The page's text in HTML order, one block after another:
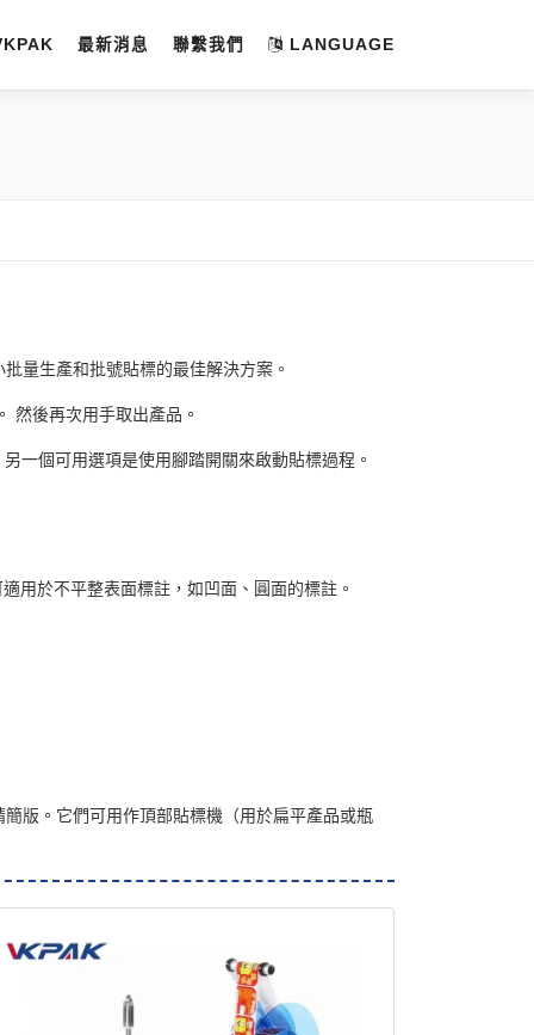
最新消息 聯繫我們 LANGUAGE
量生產和批號貼標的最佳解決方案。
然後再次用手取出產品。
一個可用選項是使用腳踏開關來啟動貼標過程。
用於不平整表面標註，如凹面、圓面的標註。
版。它們可用作頂部貼標機（用於扁平產品或瓶